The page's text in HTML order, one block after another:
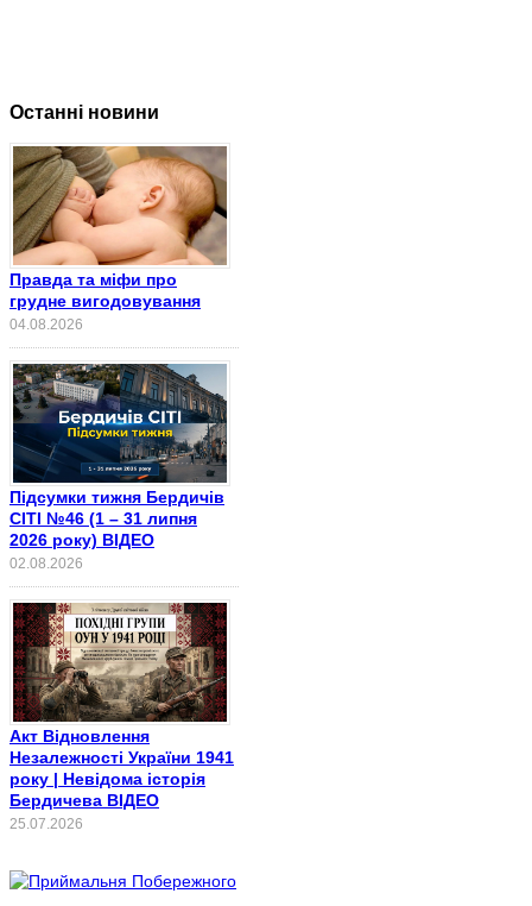
Останні новини
Правда та міфи про
грудне вигодовування
04.08.2026
Підсумки тижня Бердичів
СІТІ №46 (1 – 31 липня
2026 року) ВІДЕО
02.08.2026
Акт Відновлення
Незалежності України 1941
року | Невідома історія
Бердичева ВІДЕО
25.07.2026